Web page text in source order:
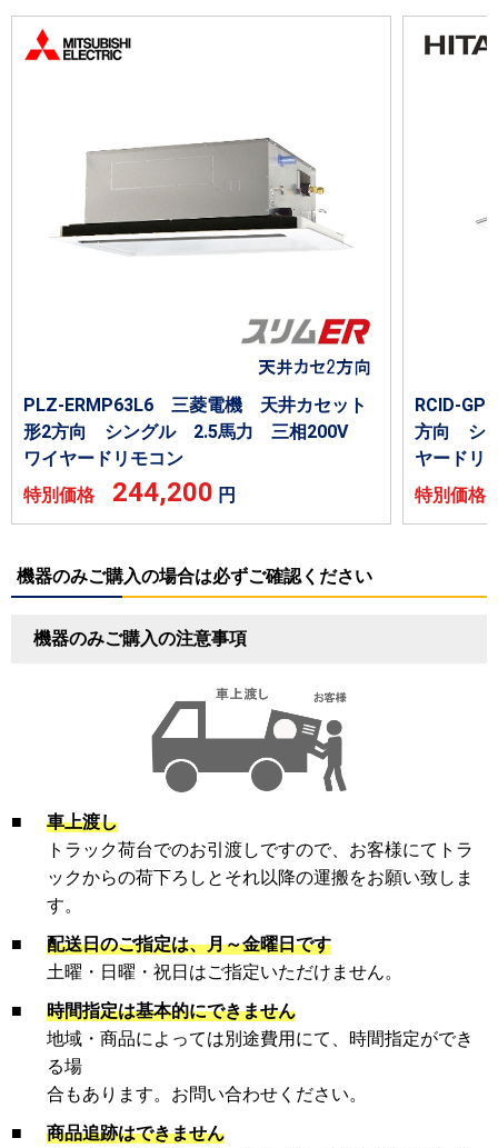
PLZ-ERMP63L6 三菱電機 天井カセット
形2方向 シングル 2.5馬力 三相200V
ワイヤードリモコン
特別価格 244,200 円
RCID-
方向 シ
ヤードリ
特別価
機器のみご購入の場合は必ずご確認ください
機器のみご購入の注意事項
■
車上渡し
トラック荷台でのお引渡しですので、お客様にてトラ
ックからの荷下ろしとそれ以降の運搬をお願い致しま
す。
■
配送日のご指定は、月～金曜日です
土曜・日曜・祝日はご指定いただけません。
■
時間指定は基本的にできません
地域・商品によっては別途費用にて、時間指定ができ
る場
合もあります。お問い合わせください。
■
商品追跡はできません